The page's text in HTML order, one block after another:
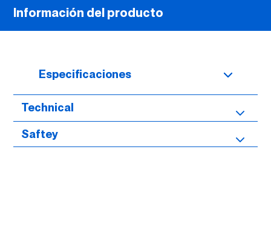
Información del producto
Especificaciones
Technical
Saftey